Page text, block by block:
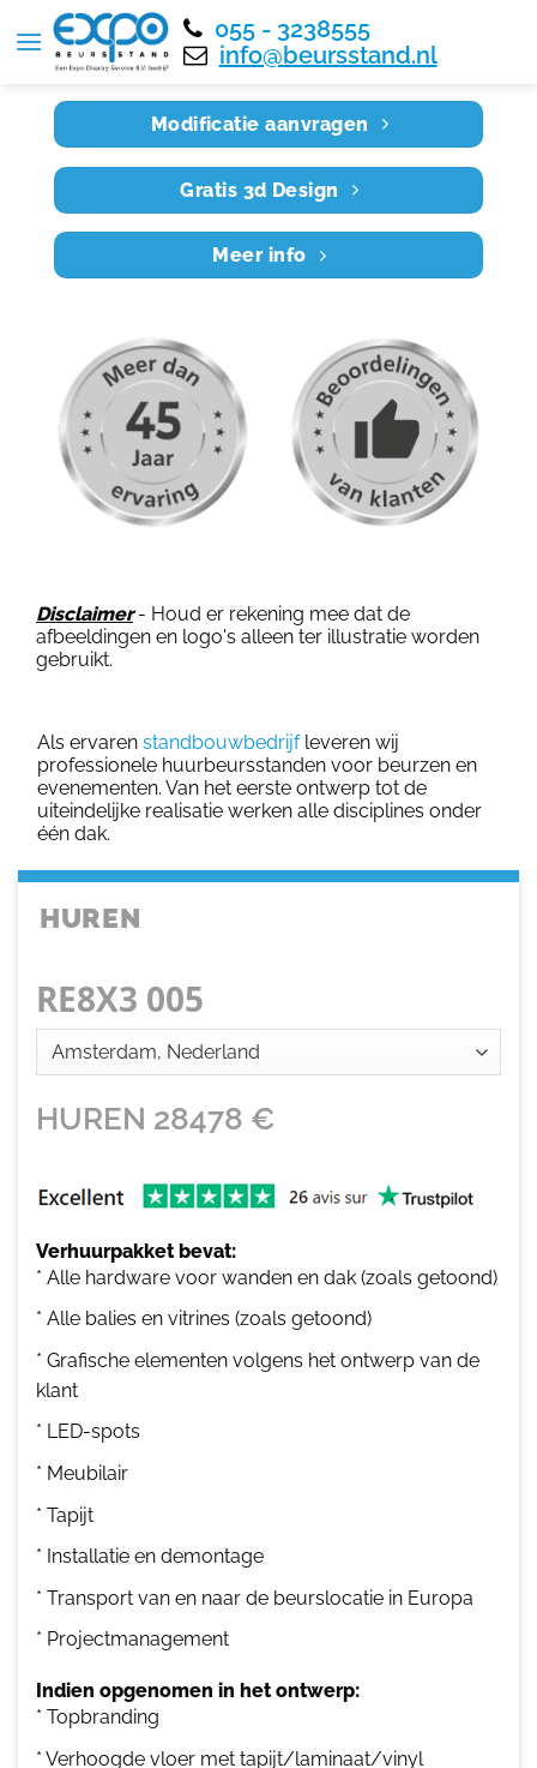
055 - 3238555
info@beursstand.nl
Home RE8X3 005
Modificatie aanvragen
Gratis 3d Design
Meer info
Disclaimer- Houd er rekening mee dat de
afbeeldingen en logo's alleen ter illustratie worden
gebruikt.
Als ervaren standbouwbedrijfleveren wij
professionele huurbeursstanden voor beurzen en
evenementen. Van het eerste ontwerp tot de
uiteindelijke realisatie werken alle disciplines onder
één dak.
HUREN
RE8X3 005
HUREN 28478 €
Verhuurpakket bevat:
* Alle hardware voor wanden en dak (zoals getoond)
* Alle balies en vitrines (zoals getoond)
* Grafische elementen volgens het ontwerp van de
klant
* LED-spots
* Meubilair
* Tapijt
* Installatie en demontage
* Transport van en naar de beurslocatie in Europa
* Projectmanagement
Indien opgenomen in het ontwerp:
* Topbranding
* Verhoogde vloer met tapijt/laminaat/vinyl